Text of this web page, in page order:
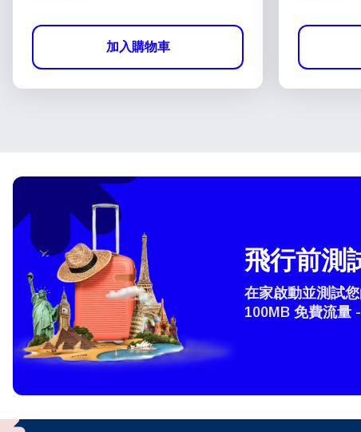
加入購物車
To
They
飛行前測
在家啟動並測試
100MB 免費流量
選